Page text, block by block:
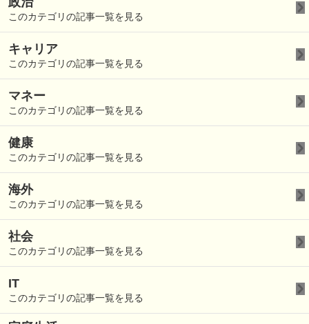
このカテゴリの記事一覧を見る
キャリア
このカテゴリの記事一覧を見る
マネー
このカテゴリの記事一覧を見る
健康
このカテゴリの記事一覧を見る
海外
このカテゴリの記事一覧を見る
社会
このカテゴリの記事一覧を見る
IT
このカテゴリの記事一覧を見る